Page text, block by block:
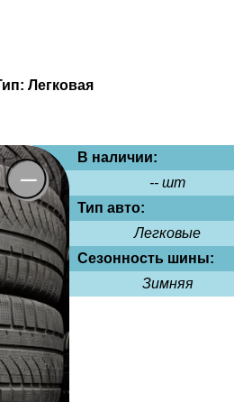
В наличии:
-- шт
Тип авто:
Легковые
Сезонность шины:
Зимняя